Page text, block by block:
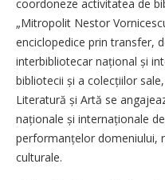
coordoneze activitatea de
„Mitropolit Nestor
enciclopedice prin transfer,
interbibliotecar național și
bibliotecii și a colecțiilor
Literatură și Artă se
naționale și internaționale
performanțelor domeniului,
culturale.